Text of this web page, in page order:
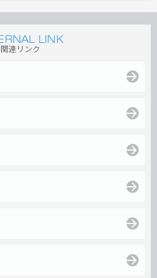
関連リンク